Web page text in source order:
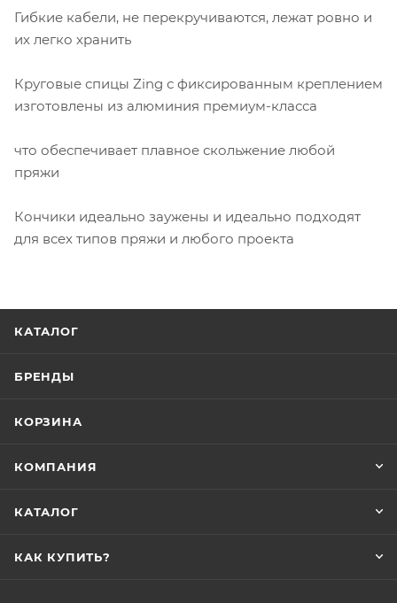
Гибкие кабели, не перекручиваются, лежат ровно и
их легко хранить
Круговые спицы Zing с фиксированным креплением
изготовлены из алюминия премиум-класса
что обеспечивает плавное скольжение любой
пряжи
Кончики идеально заужены и идеально подходят
для всех типов пряжи и любого проекта
КАТАЛОГ
БРЕНДЫ
КОРЗИНА
КОМПАНИЯ
КАТАЛОГ
КАК КУПИТЬ?